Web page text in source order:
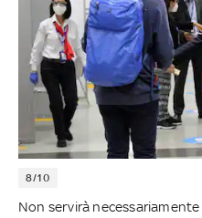
8/10
Non servirà